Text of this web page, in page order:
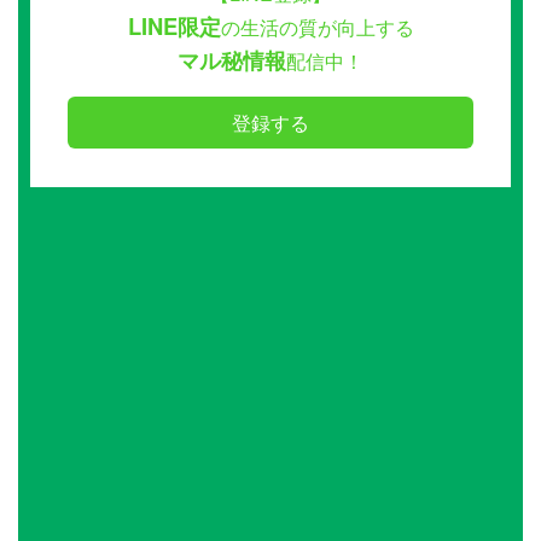
LINE限定の生活の質が向上する
マル秘情報配信中！
登録する